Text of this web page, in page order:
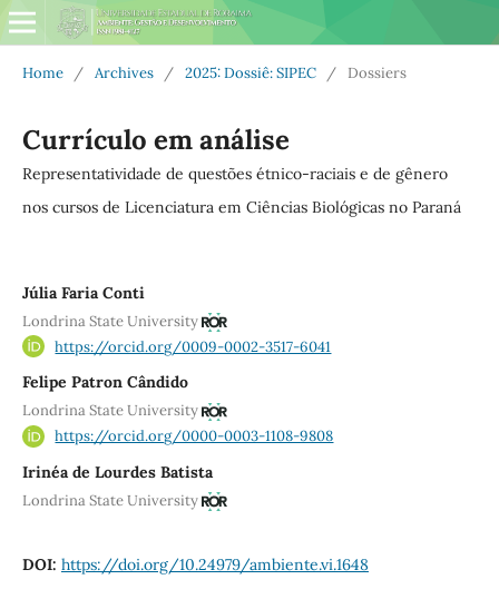
Home / Archives / 2025: Dossiê: SIPEC / Dossiers
Currículo em análise
Representatividade de questões étnico-raciais e de gênero
nos cursos de Licenciatura em Ciências Biológicas no Paraná
Júlia Faria Conti
Londrina State University
https://orcid.org/0009-0002-3517-6041
Felipe Patron Cândido
Londrina State University
https://orcid.org/0000-0003-1108-9808
Irinéa de Lourdes Batista
Londrina State University
DOI: https://doi.org/10.24979/ambiente.vi.1648